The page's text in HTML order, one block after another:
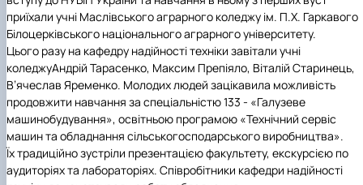
приїхали учні Маслівського аграрного коледжу ім. П.Х. Гаркавого
Білоцерківського національного аграрного університету.
Цього разу на кафедру надійності техніки завітали учні
коледжуАндрій Тарасенко, Максим Препіяло, Віталій Старинець,
В’ячеслав Яременко. Молодих людей зацікавила можливість
продовжити навчання за спеціальністю 133 - «Галузеве
машинобудування», освітньою програмою «Технічний сервіс
машин та обладнання сільськогосподарського виробництва».
Їх традиційно зустріли презентацією факультету, екскурсією по
аудиторіях та лабораторіях. Співробітники кафедри надійності